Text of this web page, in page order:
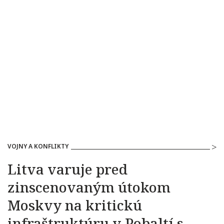
VOJNY A KONFLIKTY
Litva varuje pred
zinscenovaným útokom
Moskvy na kritickú